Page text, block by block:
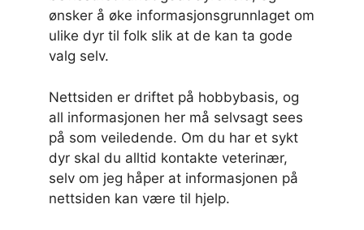
ønsker å øke informasjonsgrunnlaget om
ulike dyr til folk slik at de kan ta gode
valg selv.
Nettsiden er driftet på hobbybasis, og
all informasjonen her må selvsagt sees
på som veiledende. Om du har et sykt
dyr skal du alltid kontakte veterinær,
selv om jeg håper at informasjonen på
nettsiden kan være til hjelp.